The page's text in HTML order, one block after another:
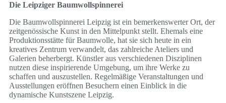
Die Leipziger Baumwollspinnerei
Die Baumwollspinnerei Leipzig ist ein bemerkenswerter Ort, der
zeitgenössische Kunst in den Mittelpunkt stellt. Ehemals eine
Produktionsstätte für Baumwolle, hat sie sich heute in ein
kreatives Zentrum verwandelt, das zahlreiche Ateliers und
Galerien beherbergt. Künstler aus verschiedenen Disziplinen
nutzen diese inspirierende Umgebung, um ihre Werke zu
schaffen und auszustellen. Regelmäßige Veranstaltungen und
Ausstellungen eröffnen Besuchern einen Einblick in die
dynamische Kunstszene Leipzig.